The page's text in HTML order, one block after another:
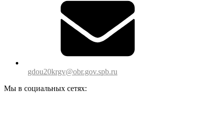
gdou20krgv@obr.gov.spb.ru
Мы в социальных сетях: